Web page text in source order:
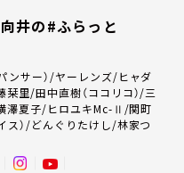
井の#ふらっと
ンサー）/ヤーレンズ/ヒャダ
栞里/田中直樹（ココリコ）/三
澤夏子/ヒロユキMc-Ⅱ/関町
ス）/どんぐりたけし/林家つ